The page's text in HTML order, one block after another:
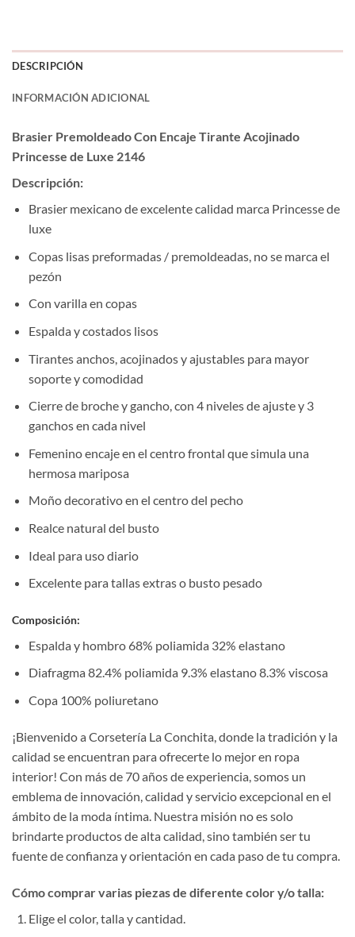
DESCRIPCIÓN
INFORMACIÓN ADICIONAL
Brasier Premoldeado Con Encaje Tirante Acojinado
Princesse de Luxe 2146
Descripción:
Brasier mexicano de excelente calidad marca Princesse de
luxe
Copas lisas preformadas / premoldeadas, no se marca el
pezón
Con varilla en copas
Espalda y costados lisos
Tirantes anchos, acojinados y ajustables para mayor
soporte y comodidad
Cierre de broche y gancho, con 4 niveles de ajuste y 3
ganchos en cada nivel
Femenino encaje en el centro frontal que simula una
hermosa mariposa
Moño decorativo en el centro del pecho
Realce natural del busto
Ideal para uso diario
Excelente para tallas extras o busto pesado
Composición:
Espalda y hombro 68% poliamida 32% elastano
Diafragma 82.4% poliamida 9.3% elastano 8.3% viscosa
Copa 100% poliuretano
¡Bienvenido a Corsetería La Conchita, donde la tradición y la
calidad se encuentran para ofrecerte lo mejor en ropa
interior! Con más de 70 años de experiencia, somos un
emblema de innovación, calidad y servicio excepcional en el
ámbito de la moda íntima. Nuestra misión no es solo
brindarte productos de alta calidad, sino también ser tu
fuente de confianza y orientación en cada paso de tu compra.
Cómo comprar varias piezas de diferente color y/o talla:
Elige el color, talla y cantidad.